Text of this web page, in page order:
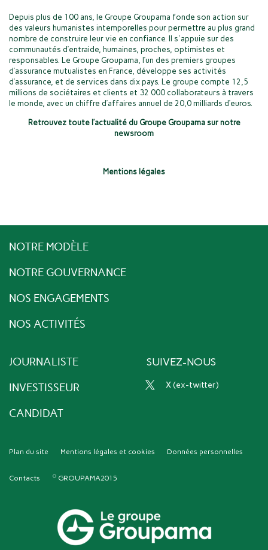
Depuis plus de 100 ans, le Groupe Groupama fonde son action sur
des valeurs humanistes intemporelles pour permettre au plus grand
nombre de construire leur vie en confiance. Il s'appuie sur des
communautés d’entraide, humaines, proches, optimistes et
responsables. Le Groupe Groupama, l’un des premiers groupes
d’assurance mutualistes en France, développe ses activités
d’assurance, et de services dans dix pays. Le groupe compte 12,5
millions de sociétaires et clients et 32 000 collaborateurs à travers
le monde, avec un chiffre d’affaires annuel de 20,0 milliards d’euros.
Retrouvez toute l’actualité du Groupe Groupama sur notre
newsroom
Mentions légales
NOTRE MODÈLE
NOTRE GOUVERNANCE
NOS ENGAGEMENTS
NOS ACTIVITÉS
JOURNALISTE
INVESTISSEUR
CANDIDAT
SUIVEZ-NOUS
x (ex-twitter)
Plan du site Mentions légales et cookies Données personnelles
Contacts GROUPAMA2015